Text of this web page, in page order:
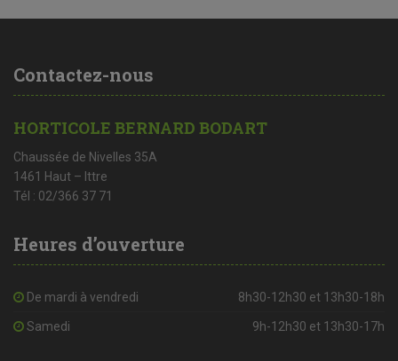
Contactez-nous
HORTICOLE BERNARD BODART
Chaussée de Nivelles 35A
1461 Haut – Ittre
Tél : 02/366 37 71
Heures d’ouverture
De mardi à vendredi 8h30-12h30 et 13h30-18h
Samedi 9h-12h30 et 13h30-17h